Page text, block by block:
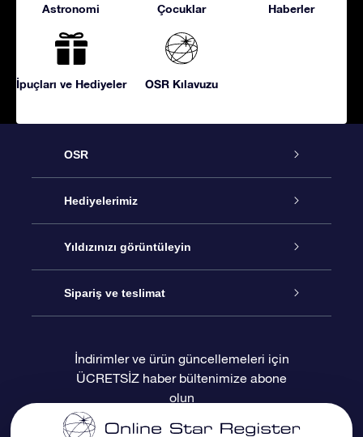
Astronomi Çocuklar Haberler
İpuçları ve Hediyeler OSR Kılavuzu
OSR
Hizmet
İletişim
Blogu
Değerlendirmeler
Hediyelerimiz
Çevrimiçi Yıldız Hediyesi
OSR Hediye Paketi
OSR Hediye Kartı
Kurumsal hediyeler
Yıldızınızı görüntüleyin
Star Register
Kişiselleştirilmiş Yıldız Sayfası
Bir Milyon Yıldız
Sipariş ve teslimat
Ödeme bilgileri
Sevkiyat bilgileri
İndirimler ve ürün güncellemeleri için
ÜCRETSİZ haber bültenimize abone
olun